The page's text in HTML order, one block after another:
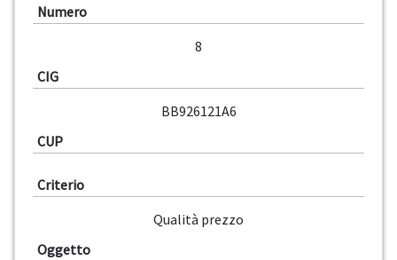
Numero
8
CIG
BB926121A6
CUP
Criterio
Qualità prezzo
Oggetto